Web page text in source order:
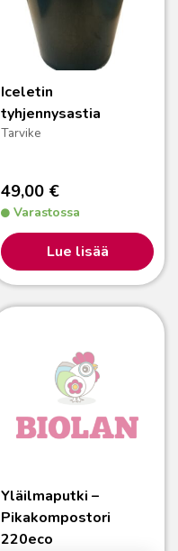
Iceletin
tyhjennysastia
Tarvike
49,00 €
Varastossa
Lue lisää
Yläilmaputki –
Pikakompostori
220eco